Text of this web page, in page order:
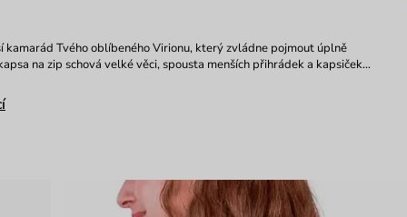
kamarád Tvého oblíbeného Virionu, který zvládne pojmout úplně
na zip schová velké věci, spousta menších přihrádek a kapsiček…